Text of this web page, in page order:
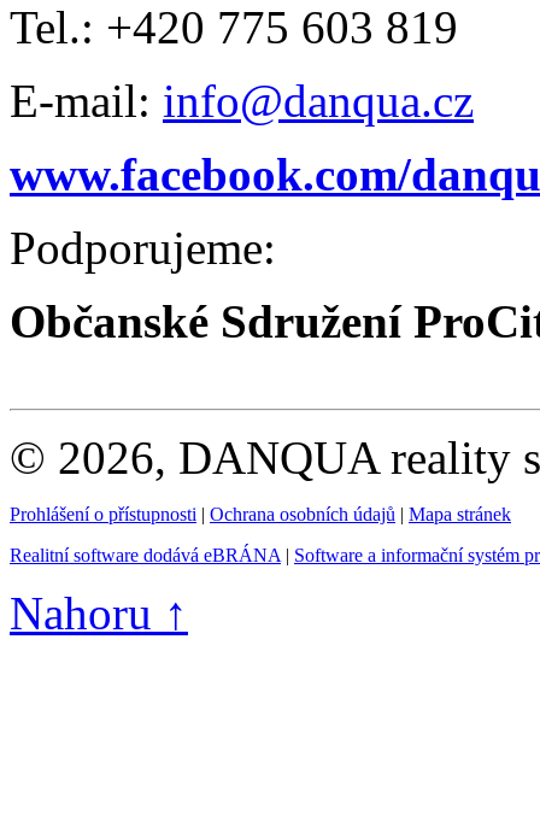
Tel.: +420 775 603 819
E-mail: info@danqua.cz
www.facebook.com/
Podporujeme:
Občanské Sdružení
© 2026, DANQUA reality
Prohlášení o přístupnosti | Ochrana osobních údajů | Mapa stránek
Realitní software dodává eBRÁNA | Software a informační systém
Nahoru ↑